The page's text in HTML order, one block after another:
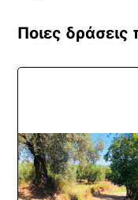
Ποιες